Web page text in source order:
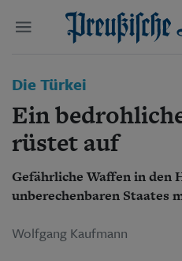
Berlin-
Suchen und finden
Die Türkei
Ein
rüstet auf
Gefährliche Waffen in den
unberechenbaren Staates
Wolfgang Kaufmann